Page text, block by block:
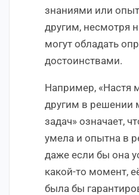
знаниями или
другим, несмотря
могут обладать
достоинствами.
Например, «Настя
другим в решении
задач» означает,
умела и опытна в
даже если бы она
какой-то момент,
была бы